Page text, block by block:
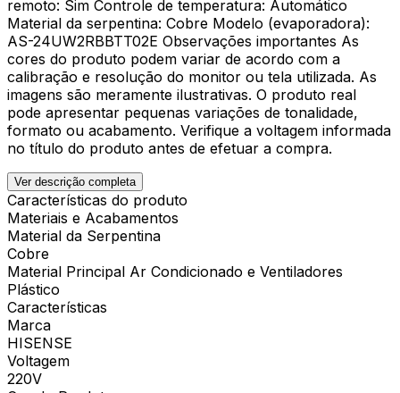
remoto: Sim Controle de temperatura: Automático
Material da serpentina: Cobre Modelo (evaporadora):
AS-24UW2RBBTT02E Observações importantes As
cores do produto podem variar de acordo com a
calibração e resolução do monitor ou tela utilizada. As
imagens são meramente ilustrativas. O produto real
pode apresentar pequenas variações de tonalidade,
formato ou acabamento. Verifique a voltagem informada
no título do produto antes de efetuar a compra.
Ver descrição completa
Características do produto
Materiais e Acabamentos
Material da Serpentina
Cobre
Material Principal Ar Condicionado e Ventiladores
Plástico
Características
Marca
HISENSE
Voltagem
220V